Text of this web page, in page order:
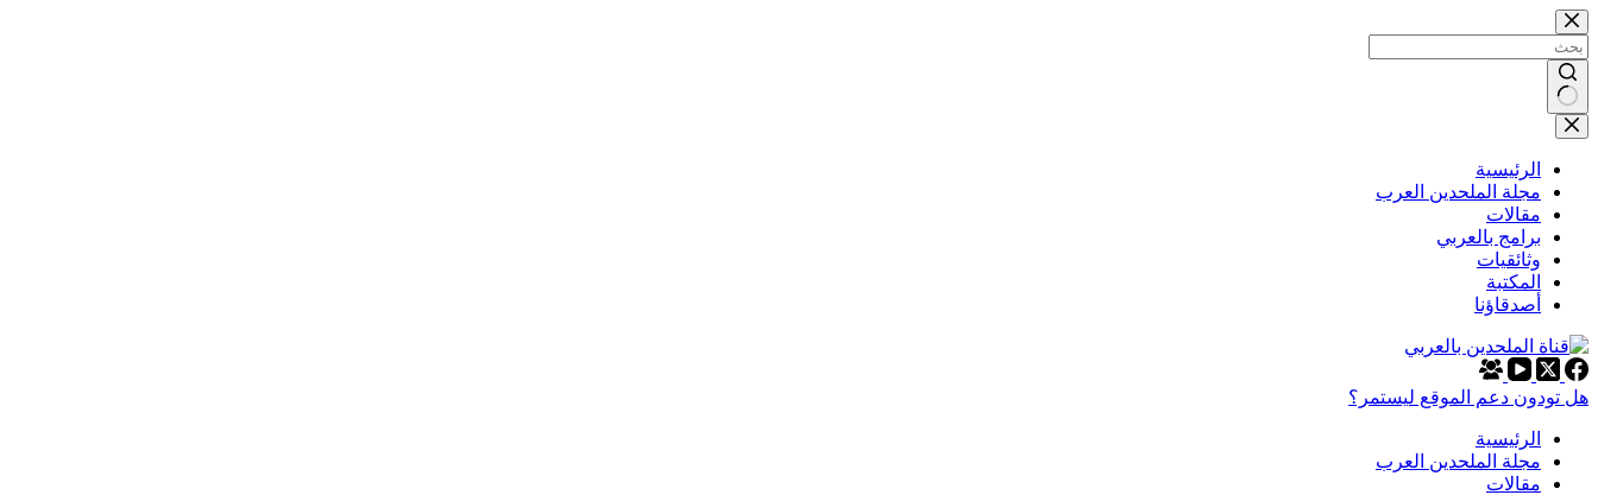
التجاوز
إلى
المحتوى
لا
نتائج
الرئيسية
مجلة الملحدين العرب
مقالات
برامج بالعربي
وثائقيات
المكتبة
أصدقاؤنا
هل تودون دعم الموقع ليستمر؟
الرئيسية
مجلة الملحدين العرب
مقالات